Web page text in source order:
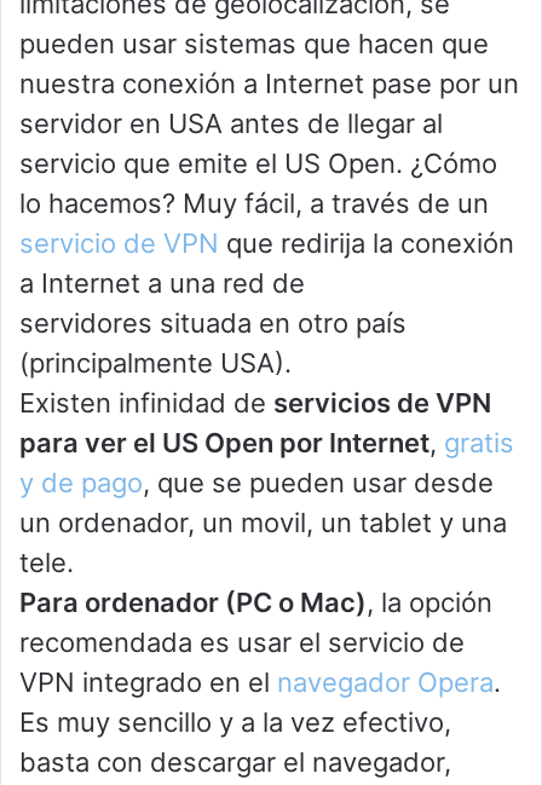
pueden usar sistemas que hacen que
nuestra conexión a Internet pase por un
servidor en USA antes de llegar al
servicio que emite el US Open. ¿Cómo
lo hacemos? Muy fácil, a través de un
servicio de VPN que redirija la conexión
a Internet a una red de
servidores situada en otro país
(principalmente USA).
Existen infinidad de servicios de VPN
para ver el US Open por Internet, gratis
y de pago, que se pueden usar desde
un ordenador, un movil, un tablet y una
tele.
Para ordenador (PC o Mac), la opción
recomendada es usar el servicio de
VPN integrado en el navegador Opera.
Es muy sencillo y a la vez efectivo,
basta con descargar el navegador,